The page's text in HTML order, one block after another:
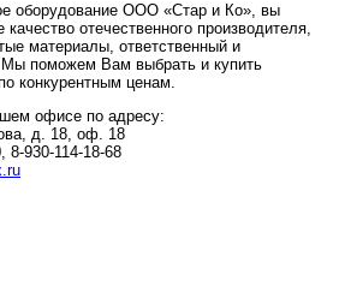
оборудование ООО «Стар и Ко», вы
качество отечественного производителя,
материалы, ответственный и
поможем Вам выбрать и купить
конкурентным ценам.
офисе по адресу:
д. 18, оф. 18
8-930-114-18-68